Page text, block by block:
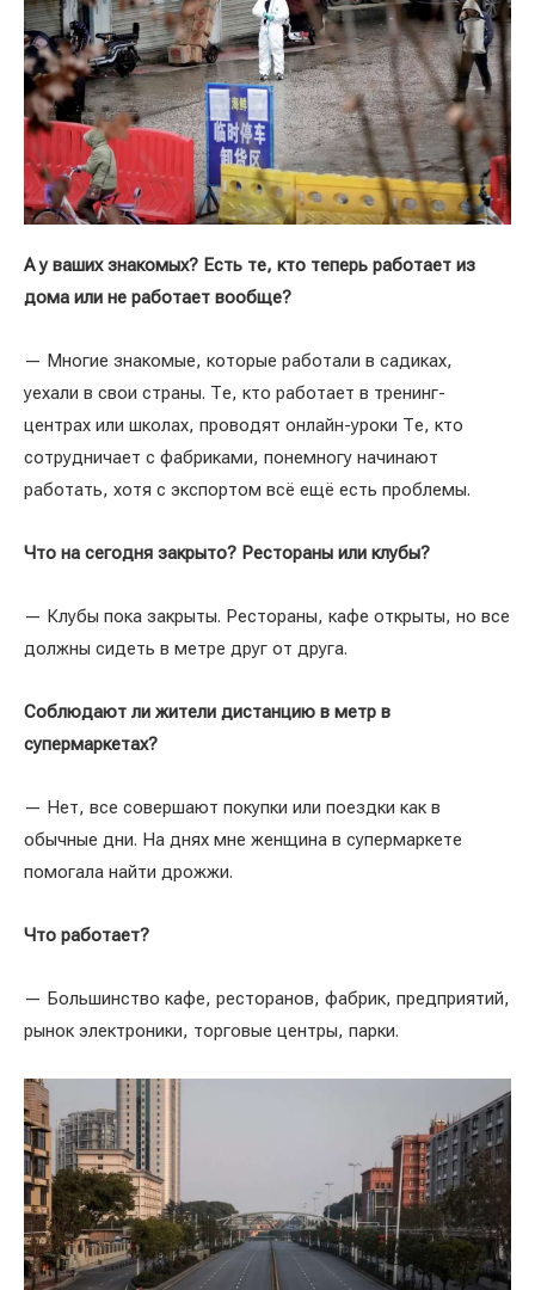
А у ваших знакомых? Есть те, кто теперь работает из
дома или не работает вообще?
— Многие знакомые, которые работали в садиках,
уехали в свои страны. Те, кто работает в тренинг-
центрах или школах, проводят онлайн-уроки Те, кто
сотрудничает с фабриками, понемногу начинают
работать, хотя с экспортом всё ещё есть проблемы.
Что на сегодня закрыто? Рестораны или клубы?
— Клубы пока закрыты. Рестораны, кафе открыты, но все
должны сидеть в метре друг от друга.
Соблюдают ли жители дистанцию в метр в
супермаркетах?
— Нет, все совершают покупки или поездки как в
обычные дни. На днях мне женщина в супермаркете
помогала найти дрожжи.
Что работает?
— Большинство кафе, ресторанов, фабрик, предприятий,
рынок электроники, торговые центры, парки.